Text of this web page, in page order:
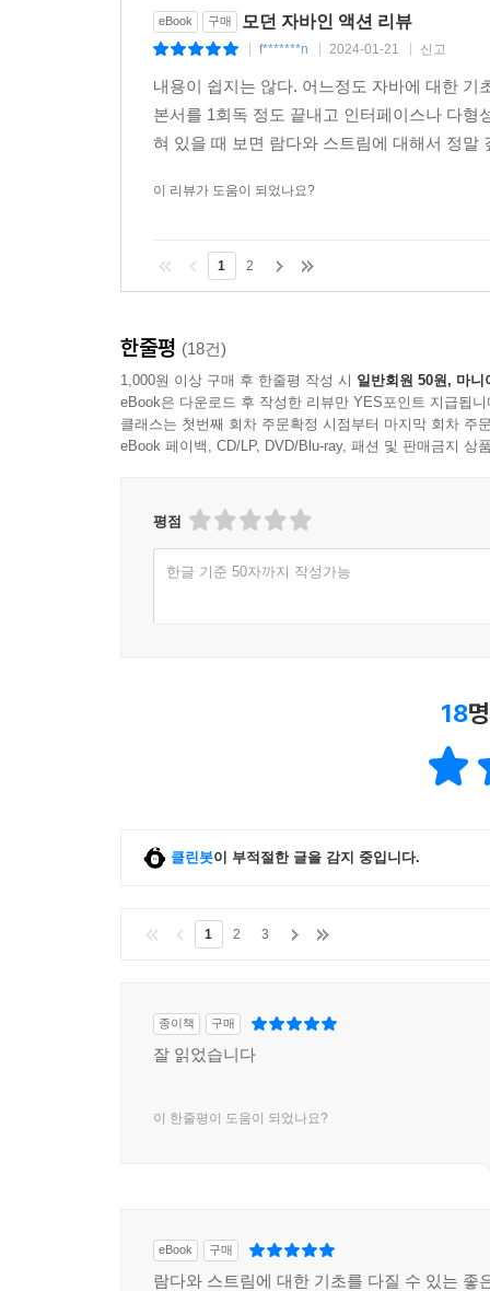
eBook 구매 모던 자바인 액션 리뷰
f*******n 2024-01-21 신고
내용이 쉽지는 않다. 어느정도 자바에 대한
본서를 1회독 정도 끝내고 인터페이스나 다
혀 있을 때 보면 람다와 스트림에 대해서 정
이 리뷰가 도움이 되었나요?
1 2
한줄평 (18건)
1,000원 이상 구매 후 한줄평 작성 시 일반회원 50원, 마니
eBook은 다운로드 후 작성한 리뷰만 YES포인트 지급됩니
클래스는 첫번째 회차 주문확정 시점부터 마지막 회차 주
eBook 페이백, CD/LP, DVD/Blu-ray, 패션 및 판매금지 상
평점
한글 기준 50자까지 작성가능
18
클린봇이 부적절한 글을 감지 중입니다.
1 2 3
종이책 구매
잘 읽었습니다
이 한줄평이 도움이 되었나요?
eBook 구매
람다와 스트림에 대한 기초를 다질 수 있는 좋